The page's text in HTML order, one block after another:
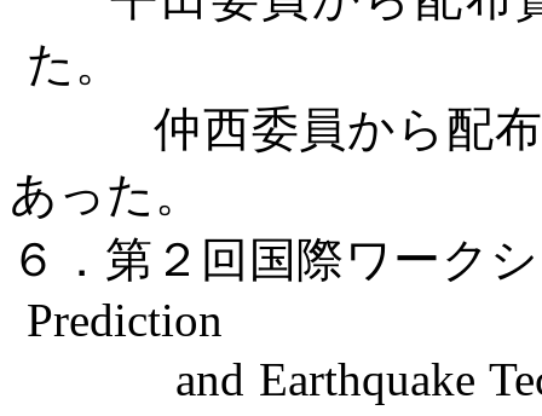
た。
仲西委員から配布
あった。
６．第２回国際ワーク
Prediction
and Earthquake